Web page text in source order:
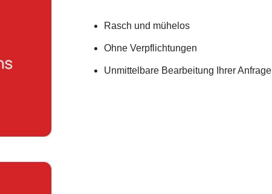
Rasch und mühelos
Ohne Verpflichtungen
Unmittelbare Bearbeitung Ihrer Anfrage